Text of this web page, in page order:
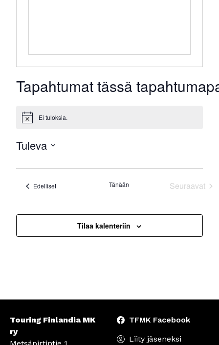
Tapahtumat tässä
Notice Ei tuloksia.
Tuleva
päivä.
EdellisetTapahtumat Tänään
Seuraavat
Tilaa kalenteriin
Touring Finlandia MK
ry
TFMK Facebook
Liity jäseneksi